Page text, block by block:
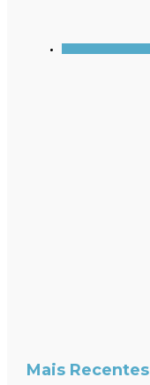
Mais Recentes